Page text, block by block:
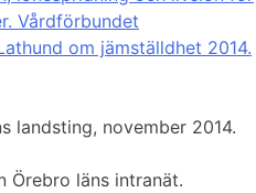
Vårdförbundet
om jämställdhet 2014.
landsting, november 2014.
Örebro läns intranät.